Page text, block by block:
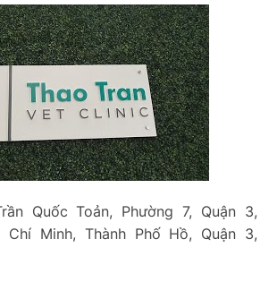
Quốc Toản, Phường 7, Quận 3,
Chí Minh, Thành Phố Hồ, Quận 3,